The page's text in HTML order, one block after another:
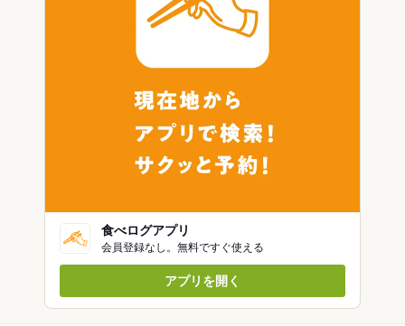
食べログアプリ
会員登録なし。無料ですぐ使える
アプリを開く